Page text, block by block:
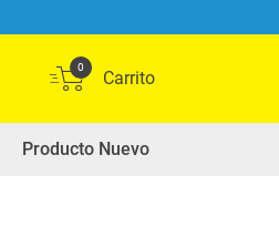
0
Producto Nuevo